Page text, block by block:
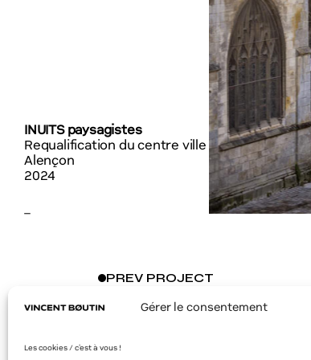
Gérer le consentement
Les cookies / c'est à vous !
INUITS paysagistes
Requalification du centre ville
Alençon
2024
–
PREV PROJECT